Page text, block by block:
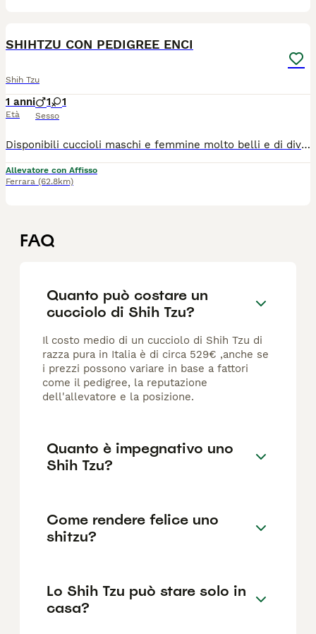
SHIHTZU CON PEDIGREE ENCI
Shih Tzu
1 anni
Età
1 1
Sesso
Disponibili cuccioli maschi e femmine molto belli e di diversi colori (bianco/oro, bianco/rosso tricolore e bianco/nero) pronti alla consegna alla nuova famiglia. I cuccioli che noi proponiamo sono tutti nati rigorosamente presso il nostro allevamento riconosciuto ENCI e FCI di cui sono visibili i genitori. I cani vengono consegnati dopo i 3 mesi di età con: ✔️ Pedigree ENCI e documentazione sanitaria completa ✔️Microchip inserito, quindi già iscritto all'anagrafe canina ✔️ Ciclo di vaccinazioni completo ✔️ Sverminazione ✔️ Libretto sanitario ✔️ Abituati a fare i bisogni sulla traversina assorbente ✔️Mangiano crocchette secche 📍 Vieni a conoscerci: 👉Allevamento della famiglia Contarini – Solarolo, Emilia Romagna 📞 Contattaci ora per maggiori info e prezzi, visite tutti i giorni previo appuntamento:3386303108 (se non vedete il numero scritto, potete trovarlo in alto a destra cliccando sul bottone verde "mostra numero") 🌐www.canishihtzu.it INSTAGRAM: @allevamentofamigliacontarini
Allevatore con Affisso
Ferrara (62.8km)
FAQ
Quanto può costare un
cucciolo di Shih Tzu?
Il costo medio di un cucciolo di Shih Tzu di
razza pura in Italia è di circa 529€ ,anche se
i prezzi possono variare in base a fattori
come il pedigree, la reputazione
dell'allevatore e la posizione.
Quanto è impegnativo uno
Shih Tzu?
Come rendere felice uno
shitzu?
Lo Shih Tzu può stare solo in
casa?